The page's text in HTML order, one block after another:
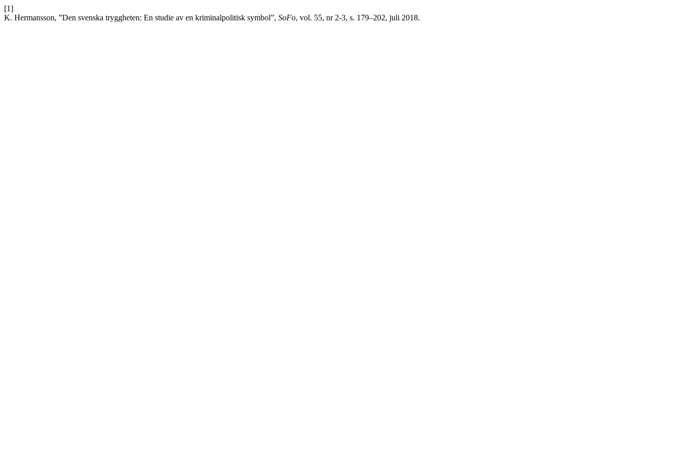
[1]
K. Hermansson, ”Den svenska tryggheten: En studie av en kriminalpolitisk symbol”, SoFo, vol. 55, nr 2-3, s. 179–202, juli 2018.